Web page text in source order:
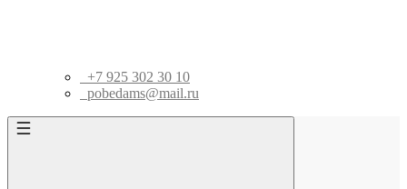
+7 925 302 30 10
pobedams@mail.ru